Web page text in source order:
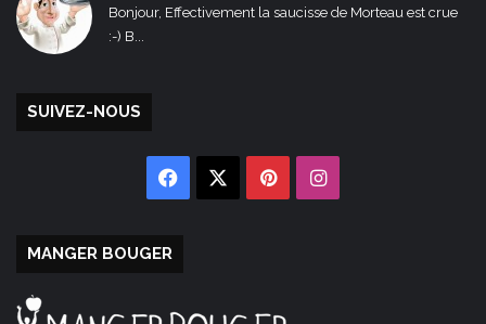
Bonjour, Effectivement la saucisse de Morteau est crue
:-) B...
SUIVEZ-NOUS
Facebook PinterestInstagram
MANGER BOUGER